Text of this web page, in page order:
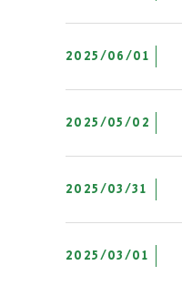
2025/06/01
2025/05/02
2025/03/31
2025/03/01